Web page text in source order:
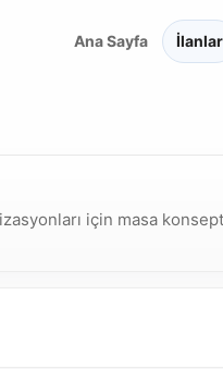
Ana Sayfa İlanlar
için masa